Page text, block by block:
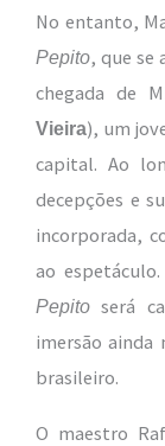
No entanto,
Pepito, que se
chegada de
Vieira), um
capital. Ao
decepções e
incorporada,
ao
Pepito será
imersão ainda
brasileiro.
O maestro